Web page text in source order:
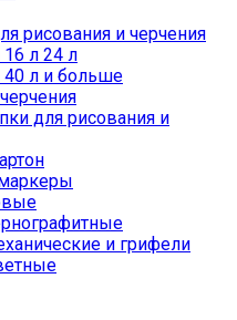
рисования и черчения
л 24 л
л и больше
для рисования и
и грифели